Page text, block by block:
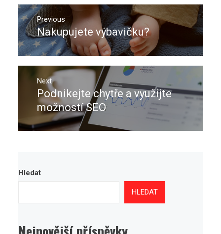
Navigace
pro
příspěvek
Previous
Previous
post:
Nakupujete výbavičku?
Next
Next
post:
Podnikejte chytře a využijte
možností SEO
Hledat
HLEDAT